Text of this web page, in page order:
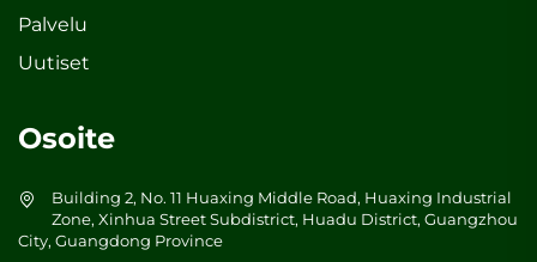
Palvelu
Uutiset
Osoite
Building 2, No. 11 Huaxing Middle Road, Huaxing Industrial
Zone, Xinhua Street Subdistrict, Huadu District, Guangzhou
City, Guangdong Province